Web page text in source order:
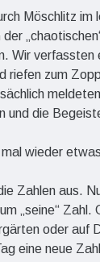
Möschlitz im
der
Wir verfassten
riefen zum
und die
wieder
Zahlen aus.
„seine“ Zahl.
oder auf
eine neue